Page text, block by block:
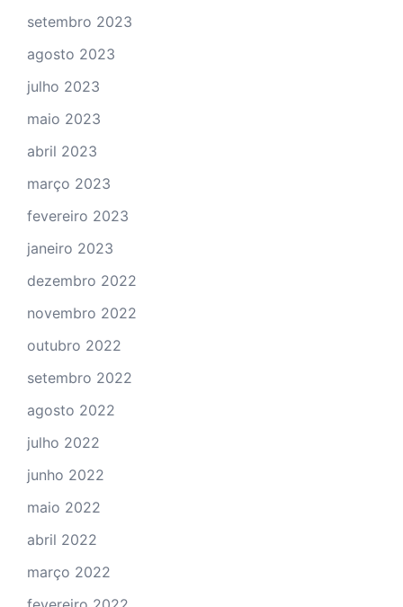
setembro 2023
agosto 2023
julho 2023
maio 2023
abril 2023
março 2023
fevereiro 2023
janeiro 2023
dezembro 2022
novembro 2022
outubro 2022
setembro 2022
agosto 2022
julho 2022
junho 2022
maio 2022
abril 2022
março 2022